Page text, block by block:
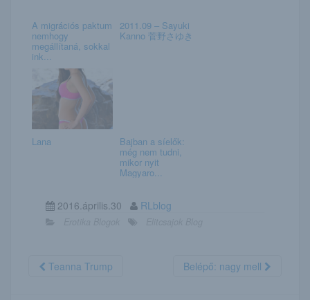
A migrációs paktum
nemhogy
megállítaná, sokkal
ink...
2011.09 – Sayuki
Kanno 菅野さゆき
Lana Bajban a síelők:
még nem tudni,
mikor nyit
Magyaro...
2016.április.30 RLblog
Teanna Trump Belépő: nagy mell